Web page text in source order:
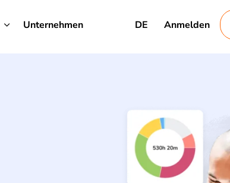
Unternehmen DE Anmelden